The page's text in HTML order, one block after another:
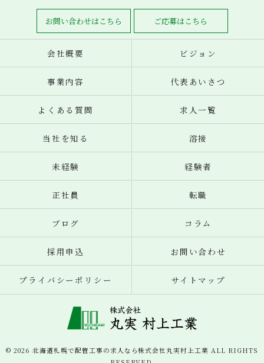
お問い合わせはこちら ご応募はこちら
会社概要 ビジョン
事業内容 代表あいさつ
よくある質問 求人一覧
当社を知る 溶接
未経験 経験者
正社員 転職
ブログ コラム
採用申込 お問い合わせ
プライバシーポリシー サイトマップ
© 2026 北海道札幌で配管工事の求人なら株式会社丸実村上工業 ALL RIGHTS